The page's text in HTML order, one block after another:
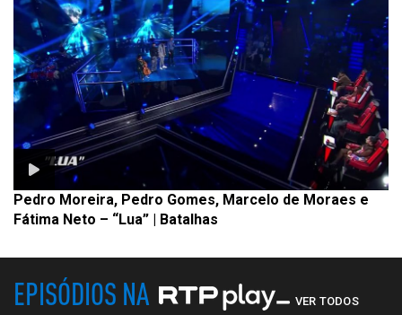
Pedro Moreira, Pedro Gomes, Marcelo de Moraes e
Fátima Neto – “Lua” | Batalhas
EPISÓDIOS NA VER TODOS